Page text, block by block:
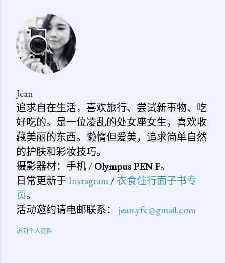
论
Jean
追求自在生活，喜欢旅行、尝试新事物、吃
好吃的。是一位凌乱的处女座女生，喜欢收
藏美丽的东西。懒惰但爱美，追求简单自然
的护肤和彩妆技巧。
摄影器材：手机 /Olympus PEN F。
日常更新于 Instagram/衣食住行面子书专
页。
活动邀约请电邮联系： jean.yfc@gmail.com
访问个人资料